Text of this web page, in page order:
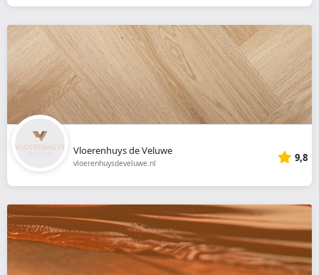
Vloerenhuys de Veluwe
vloerenhuysdeveluwe.nl 9,8